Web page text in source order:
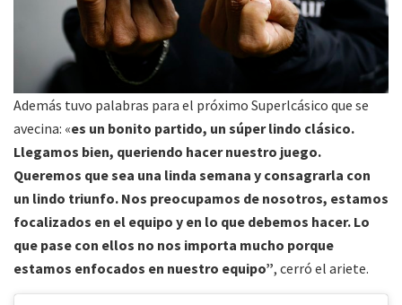
Además tuvo palabras para el próximo Superlcásico que se
avecina: «es un bonito partido, un súper lindo clásico.
Llegamos bien, queriendo hacer nuestro juego.
Queremos que sea una linda semana y consagrarla con
un lindo triunfo. Nos preocupamos de nosotros, estamos
focalizados en el equipo y en lo que debemos hacer. Lo
que pase con ellos no nos importa mucho porque
estamos enfocados en nuestro equipo”, cerró el ariete.